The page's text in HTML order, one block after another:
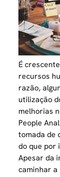
É
recursos
razão,
utilização
melhorias
People
tomada de
do que por
Apesar da
caminhar